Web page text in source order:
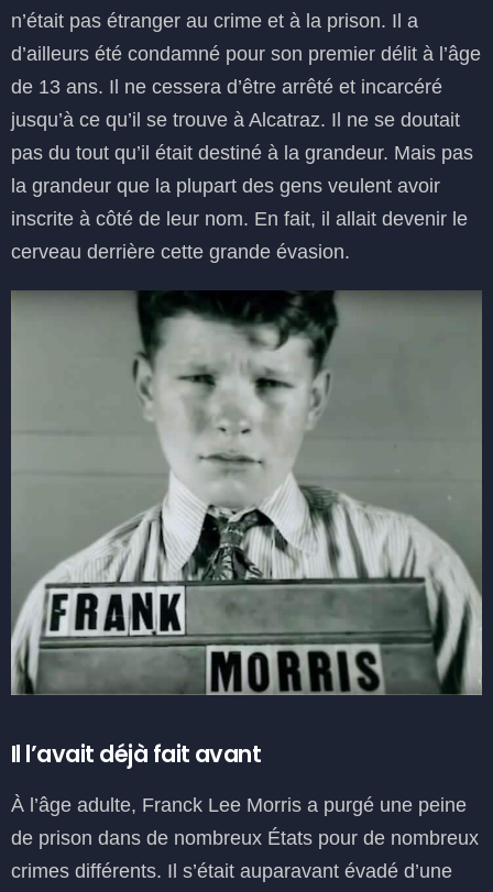
n’était pas étranger au crime et à la prison. Il a
d’ailleurs été condamné pour son premier délit à l’âge
de 13 ans. Il ne cessera d’être arrêté et incarcéré
jusqu’à ce qu’il se trouve à Alcatraz. Il ne se doutait
pas du tout qu’il était destiné à la grandeur. Mais pas
la grandeur que la plupart des gens veulent avoir
inscrite à côté de leur nom. En fait, il allait devenir le
cerveau derrière cette grande évasion.
Il l’avait déjà fait avant
À l’âge adulte, Franck Lee Morris a purgé une peine
de prison dans de nombreux États pour de nombreux
crimes différents. Il s’était auparavant évadé d’une